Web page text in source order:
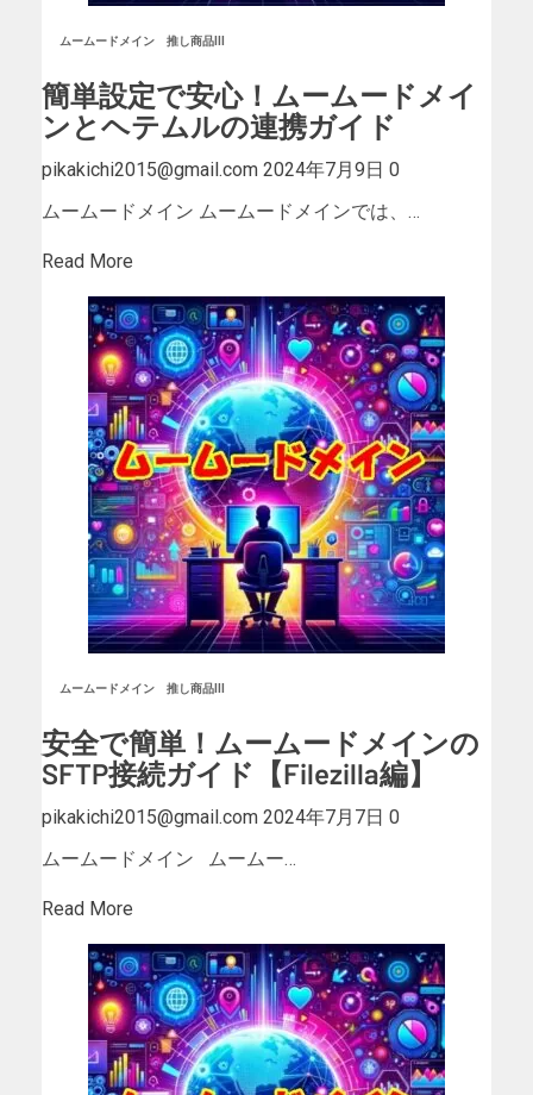
ムームードメイン 推し商品III
簡単設定で安心！ムームードメイ
ンとヘテムルの連携ガイド
pikakichi2015@gmail.com 2024年7月9日 0
ムームードメイン ムームードメインでは、…
Read More
ムームードメイン 推し商品III
安全で簡単！ムームードメインの
SFTP接続ガイド【Filezilla編】
pikakichi2015@gmail.com 2024年7月7日 0
ムームードメイン ムームー…
Read More